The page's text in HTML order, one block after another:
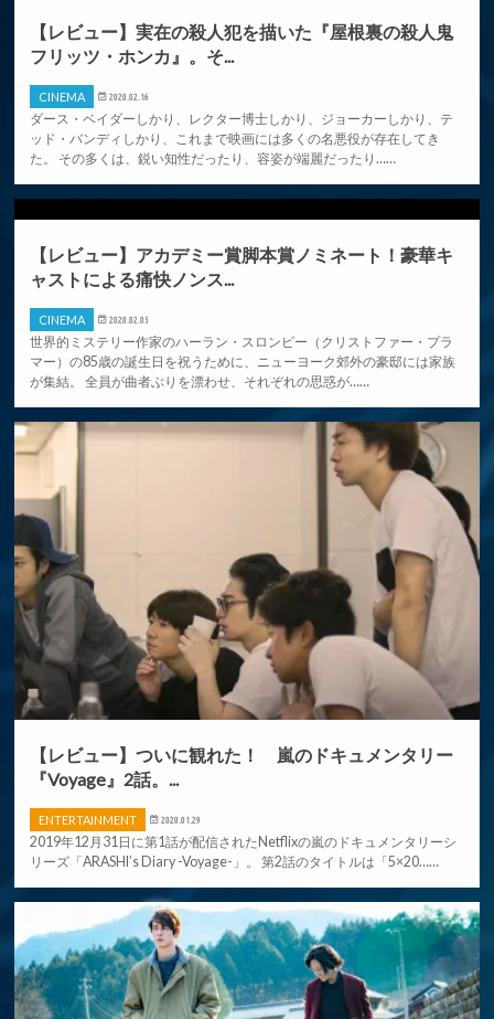
【レビュー】実在の殺人犯を描いた『屋根裏の殺人鬼
フリッツ・ホンカ』。そ...
CINEMA 2020.02.16
ダース・ベイダーしかり、レクター博士しかり、ジョーカーしかり、テ
ッド・バンディしかり、これまで映画には多くの名悪役が存在してき
た。 その多くは、鋭い知性だったり、容姿が端麗だったり……
【レビュー】アカデミー賞脚本賞ノミネート！豪華キ
ャストによる痛快ノンス...
CINEMA 2020.02.05
世界的ミステリー作家のハーラン・スロンビー（クリストファー・プラ
マー）の85歳の誕生日を祝うために、ニューヨーク郊外の豪邸には家族
が集結。 全員が曲者ぶりを漂わせ、それぞれの思惑が……
【レビュー】ついに観れた！ 嵐のドキュメンタリー
『Voyage』2話。...
ENTERTAINMENT 2020.01.29
2019年12月31日に第1話が配信されたNetflixの嵐のドキュメンタリーシ
リーズ「ARASHI’s Diary -Voyage-」。 第2話のタイトルは「5×20……